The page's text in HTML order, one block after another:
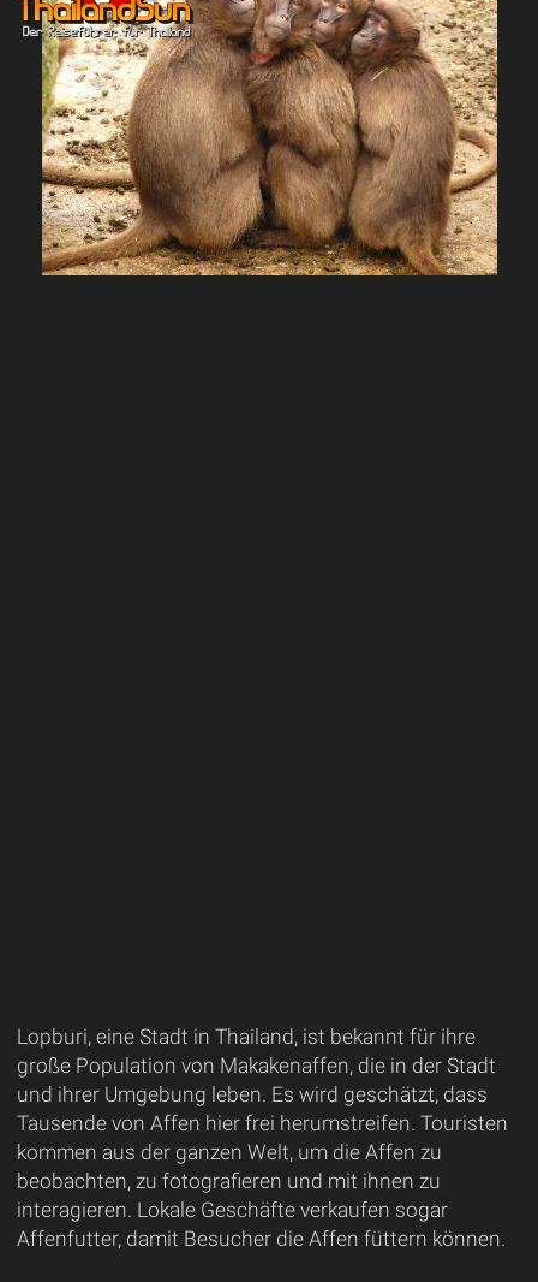
Lopburi, eine Stadt in Thailand, ist bekannt für ihre
große Population von Makakenaffen, die in der Stadt
und ihrer Umgebung leben. Es wird geschätzt, dass
Tausende von Affen hier frei herumstreifen. Touristen
kommen aus der ganzen Welt, um die Affen zu
beobachten, zu fotografieren und mit ihnen zu
interagieren. Lokale Geschäfte verkaufen sogar
Affenfutter, damit Besucher die Affen füttern können.